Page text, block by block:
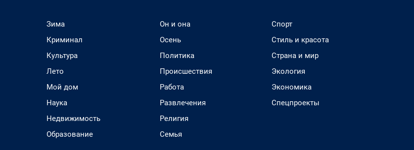
Зима
Криминал
Культура
Лето
Мой дом
Наука
Недвижимость
Образование
Он и она
Осень
Политика
Происшествия
Работа
Развлечения
Религия
Семья
Спорт
Стиль и красота
Страна и мир
Экология
Экономика
Спецпроекты